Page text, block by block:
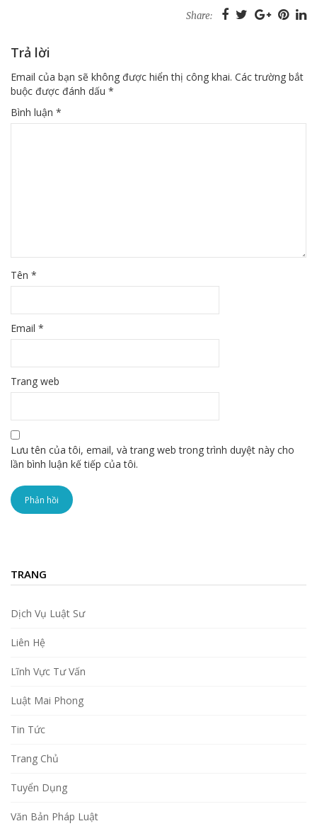
Share:
Trả lời
Email của bạn sẽ không được hiển thị công khai. Các trường bắt
buộc được đánh dấu *
Bình luận *
Tên *
Email *
Trang web
Lưu tên của tôi, email, và trang web trong trình duyệt này cho
lần bình luận kế tiếp của tôi.
TRANG
Dịch Vụ Luật Sư
Liên Hệ
Lĩnh Vực Tư Vấn
Luật Mai Phong
Tin Tức
Trang Chủ
Tuyển Dụng
Văn Bản Pháp Luật